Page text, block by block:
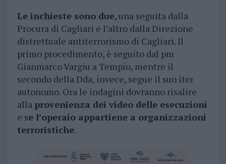
Le inchieste sono due, una seguita dalla
Procura di Cagliari e l’altro dalla Direzione
distrettuale antiterrorismo di Cagliari. Il
primo procedimento, è seguito dal pm
Gianmarco Vargiu a Tempio, mentre il
secondo della Dda, invece, segue il suo iter
autonomo. Ora le indagini dovranno risalire
alla provenienza dei video delle esecuzioni
e se l’operaio appartiene a organizzazioni
terroristiche.